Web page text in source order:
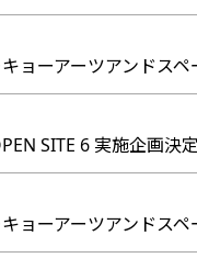
キョーアーツアンドス
SITE 6 実施企画決定
キョーアーツアンドス